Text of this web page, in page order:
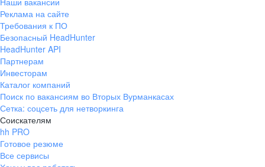
Реклама на сайте
Требования к ПО
Безопасный HeadHunter
HeadHunter API
Партнерам
Инвесторам
Каталог компаний
Поиск по вакансиям во Вторых Вурманкасах
Сетка: соцсеть для нетворкинга
Соискателям
hh PRO
Готовое резюме
Все сервисы